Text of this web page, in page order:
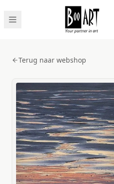
Terug naar webshop